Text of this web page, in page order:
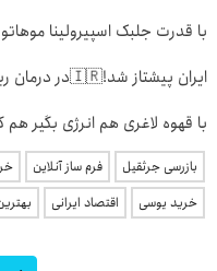
با قدرت جلبک اسپیرولینا
ایران پیشتاز شد!🇮🇷در درمان ریزش مو با این روش گیاهی🔥
با قهوه لاغری هم انرژی بگیر هم
بازرسی جرثقیل فرم ساز آنلاین
خرید یوسی
اقتصاد ایرانی